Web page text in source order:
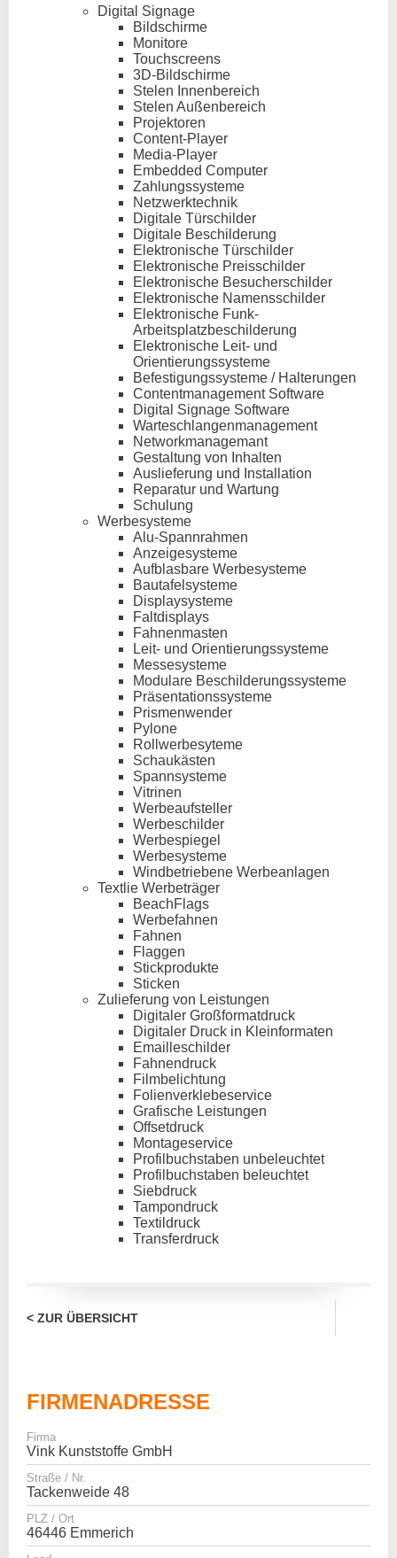
Digital Signage
Bildschirme
Monitore
Touchscreens
3D-Bildschirme
Stelen Innenbereich
Stelen Außenbereich
Projektoren
Content-Player
Media-Player
Embedded Computer
Zahlungssysteme
Netzwerktechnik
Digitale Türschilder
Digitale Beschilderung
Elektronische Türschilder
Elektronische Preisschilder
Elektronische Besucherschilder
Elektronische Namensschilder
Elektronische Funk-
Arbeitsplatzbeschilderung
Elektronische Leit- und
Orientierungssysteme
Befestigungssysteme / Halterungen
Contentmanagement Software
Digital Signage Software
Warteschlangenmanagement
Networkmanagemant
Gestaltung von Inhalten
Auslieferung und Installation
Reparatur und Wartung
Schulung
Werbesysteme
Alu-Spannrahmen
Anzeigesysteme
Aufblasbare Werbesysteme
Bautafelsysteme
Displaysysteme
Faltdisplays
Fahnenmasten
Leit- und Orientierungssysteme
Messesysteme
Modulare Beschilderungssysteme
Präsentationssysteme
Prismenwender
Pylone
Rollwerbesyteme
Schaukästen
Spannsysteme
Vitrinen
Werbeaufsteller
Werbeschilder
Werbespiegel
Werbesysteme
Windbetriebene Werbeanlagen
Textlie Werbeträger
BeachFlags
Werbefahnen
Fahnen
Flaggen
Stickprodukte
Sticken
Zulieferung von Leistungen
Digitaler Großformatdruck
Digitaler Druck in Kleinformaten
Emailleschilder
Fahnendruck
Filmbelichtung
Folienverklebeservice
Grafische Leistungen
Offsetdruck
Montageservice
Profilbuchstaben unbeleuchtet
Profilbuchstaben beleuchtet
Siebdruck
Tampondruck
Textildruck
Transferdruck
< ZUR ÜBERSICHT
FIRMENADRESSE
Firma
Vink Kunststoffe GmbH
Straße / Nr.
Tackenweide 48
PLZ / Ort
46446 Emmerich